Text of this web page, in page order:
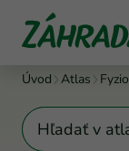
Úvod Atlas